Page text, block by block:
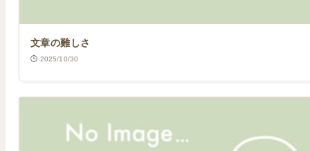
文章の難しさ
2025/10/30